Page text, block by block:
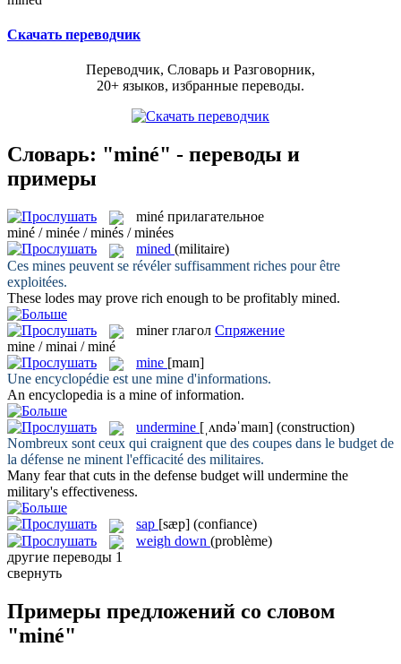
Скачать переводчик
Переводчик, Словарь и Разговорник,
20+ языков, избранные переводы.
Словарь: "miné" - переводы и
примеры
miné прилагательное
miné / minée / minés / minées
mined (militaire)
Ces mines peuvent se révéler suffisamment riches pour être
exploitées.
These lodes may prove rich enough to be profitably mined.
miner глагол Спряжение
mine / minai / miné
mine [maɪn]
Une encyclopédie est une mine d'informations.
An encyclopedia is a mine of information.
undermine [ˌʌndəˈmaɪn] (construction)
Nombreux sont ceux qui craignent que des coupes dans le budget de
la défense ne minentl'efficacité des militaires.
Many fear that cuts in the defense budget will undermine the
military's effectiveness.
sap [sæp] (confiance)
weigh down (problème)
другие переводы 1
свернуть
Примеры предложений со словом
"miné"